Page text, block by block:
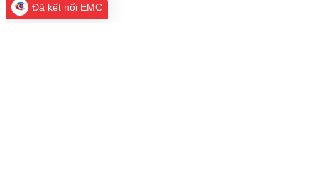
Đã kết nối EMC